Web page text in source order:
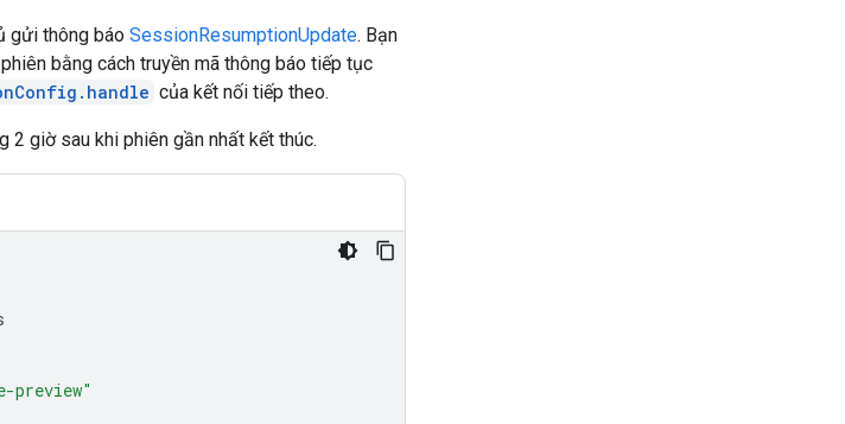
gửi thông báo SessionResumptionUpdate. Bạn
bằng cách truyền mã thông báo tiếp tục
của kết nối tiếp theo.
2 giờ sau khi phiên gần nhất kết thúc.
preview"